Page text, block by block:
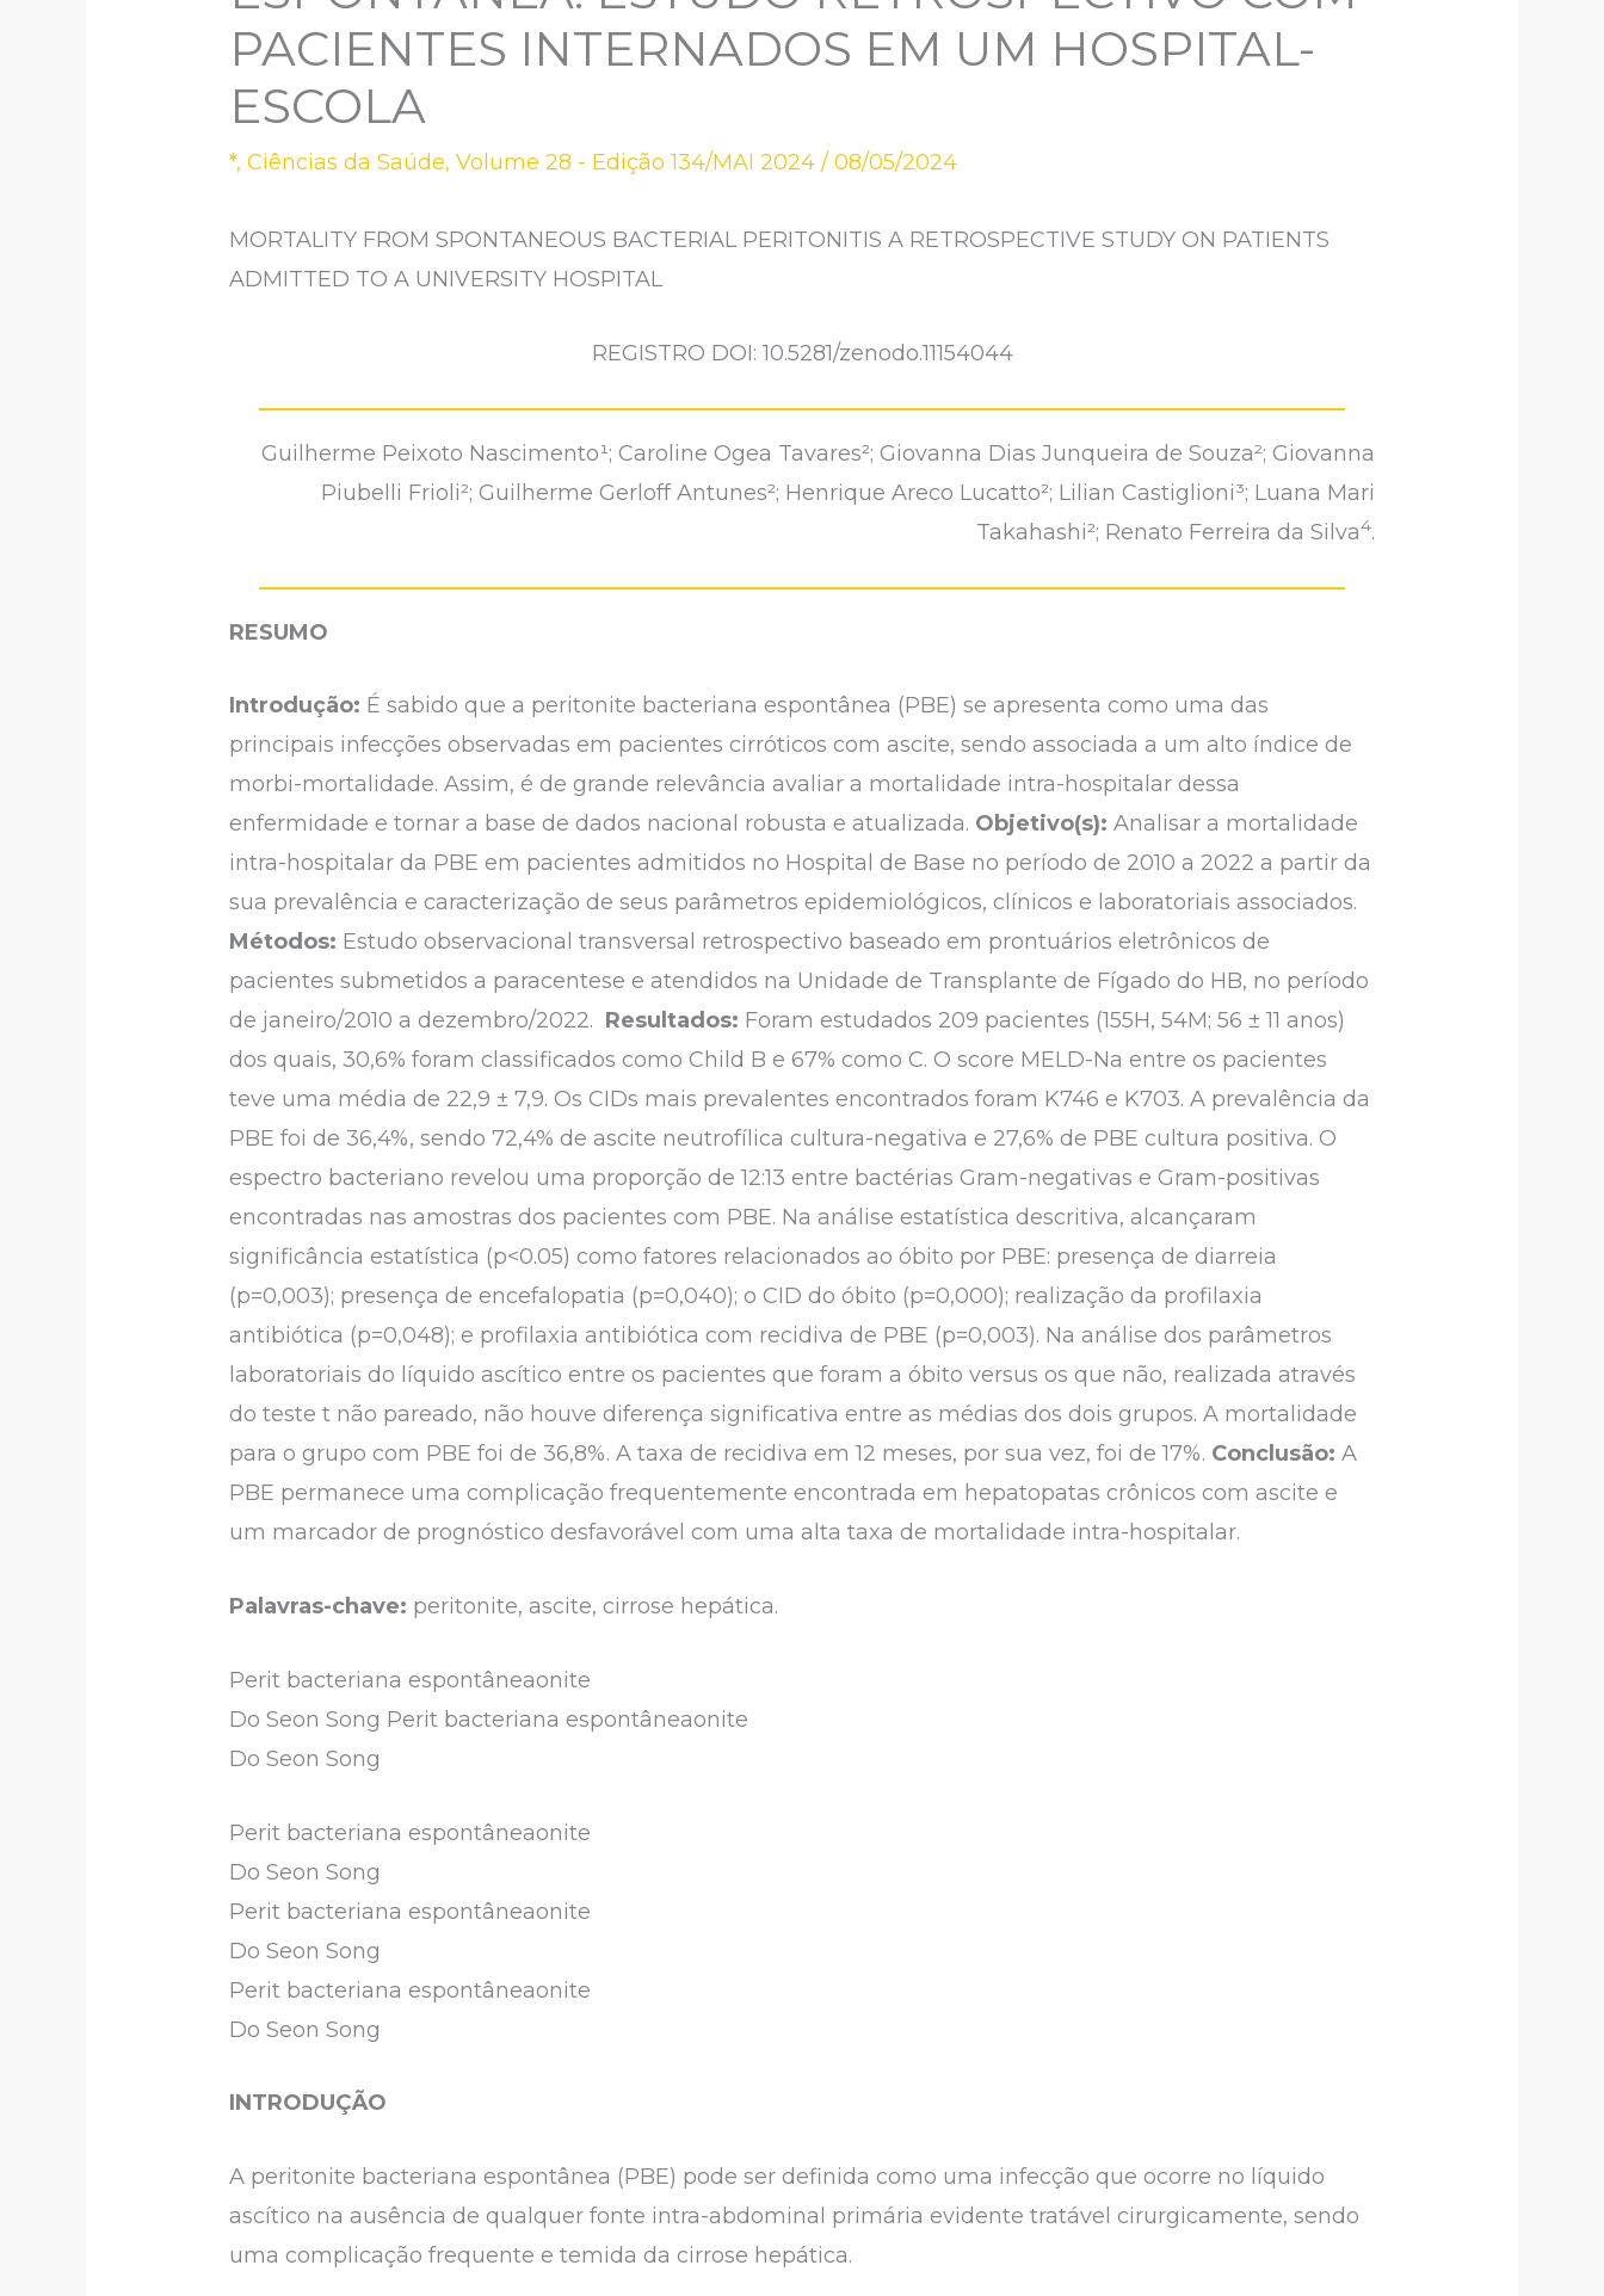
PACIENTES INTERNADOS EM UM HOSPITAL-
ESCOLA
*,Ciências da Saúde,Volume 28 - Edição 134/MAI 2024 /08/05/2024
MORTALITY FROM SPONTANEOUS BACTERIAL PERITONITIS A RETROSPECTIVE STUDY ON PATIENTS
ADMITTED TO A UNIVERSITY HOSPITAL
REGISTRO DOI: 10.5281/zenodo.11154044
Guilherme Peixoto Nascimento¹; Caroline Ogea Tavares²; Giovanna Dias Junqueira de Souza²; Giovanna
Piubelli Frioli²; Guilherme Gerloff Antunes²; Henrique Areco Lucatto²; Lilian Castiglioni³; Luana Mari
Takahashi²; Renato Ferreira da Silva4.
RESUMO
Introdução: É sabido que a peritonite bacteriana espontânea (PBE) se apresenta como uma das
principais infecções observadas em pacientes cirróticos com ascite, sendo associada a um alto índice de
morbi-mortalidade. Assim, é de grande relevância avaliar a mortalidade intra-hospitalar dessa
enfermidade e tornar a base de dados nacional robusta e atualizada. Objetivo(s): Analisar a mortalidade
intra-hospitalar da PBE em pacientes admitidos no Hospital de Base no período de 2010 a 2022 a partir da
sua prevalência e caracterização de seus parâmetros epidemiológicos, clínicos e laboratoriais associados.
Métodos: Estudo observacional transversal retrospectivo baseado em prontuários eletrônicos de
pacientes submetidos a paracentese e atendidos na Unidade de Transplante de Fígado do HB, no período
de janeiro/2010 a dezembro/2022. Resultados: Foram estudados 209 pacientes (155H, 54M; 56 ± 11 anos)
dos quais, 30,6% foram classificados como Child B e 67% como C. O score MELD-Na entre os pacientes
teve uma média de 22,9 ± 7,9. Os CIDs mais prevalentes encontrados foram K746 e K703. A prevalência da
PBE foi de 36,4%, sendo 72,4% de ascite neutrofílica cultura-negativa e 27,6% de PBE cultura positiva. O
espectro bacteriano revelou uma proporção de 12:13 entre bactérias Gram-negativas e Gram-positivas
encontradas nas amostras dos pacientes com PBE. Na análise estatística descritiva, alcançaram
significância estatística (p<0.05) como fatores relacionados ao óbito por PBE: presença de diarreia
(p=0,003); presença de encefalopatia (p=0,040); o CID do óbito (p=0,000); realização da profilaxia
antibiótica (p=0,048); e profilaxia antibiótica com recidiva de PBE (p=0,003). Na análise dos parâmetros
laboratoriais do líquido ascítico entre os pacientes que foram a óbito versus os que não, realizada através
do teste t não pareado, não houve diferença significativa entre as médias dos dois grupos. A mortalidade
para o grupo com PBE foi de 36,8%. A taxa de recidiva em 12 meses, por sua vez, foi de 17%. Conclusão: A
PBE permanece uma complicação frequentemente encontrada em hepatopatas crônicos com ascite e
um marcador de prognóstico desfavorável com uma alta taxa de mortalidade intra-hospitalar.
Palavras-chave: peritonite, ascite, cirrose hepática.
Perit bacteriana espontâneaonite
Do Seon Song Perit bacteriana espontâneaonite
Do Seon Song
Perit bacteriana espontâneaonite
Do Seon Song
Perit bacteriana espontâneaonite
Do Seon Song
Perit bacteriana espontâneaonite
Do Seon Song
INTRODUÇÃO
A peritonite bacteriana espontânea (PBE) pode ser definida como uma infecção que ocorre no líquido
ascítico na ausência de qualquer fonte intra-abdominal primária evidente tratável cirurgicamente, sendo
uma complicação frequente e temida da cirrose hepática.